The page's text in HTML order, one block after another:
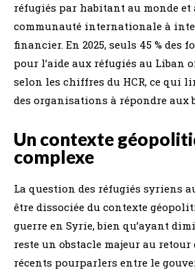
réfugiés par habitant au monde et
communauté internationale à
financier. En 2025, seuls 45 % des
pour l’aide aux réfugiés au Liban
selon les chiffres du HCR, ce qui
des organisations à répondre aux
Un contexte
complexe
La question des réfugiés syriens
être dissociée du contexte
guerre en Syrie, bien qu’ayant
reste un obstacle majeur au retour
récents pourparlers entre le